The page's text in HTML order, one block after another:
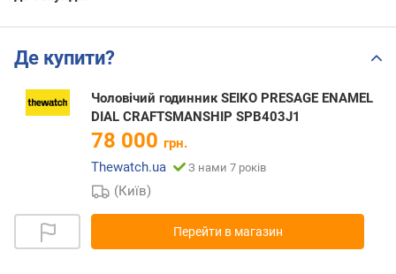
Де купити?
Чоловічий годинник SEIKO PRESAGE ENAMEL
DIAL CRAFTSMANSHIP SPB403J1
78 000 грн.
Thewatch.ua
З нами 7 років
(Київ)
Перейти в магазин